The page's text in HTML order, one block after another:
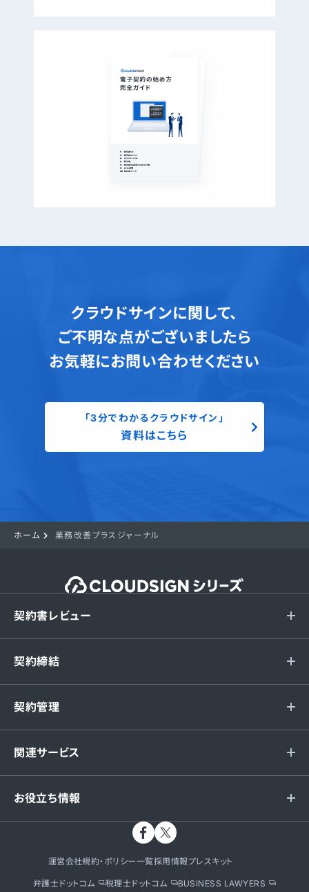
クラウドサインに関して、
ご不明な点がございましたら
お気軽にお問い合わせください
「3分でわかるクラウドサイン」
資料はこちら
ホーム 業務改善プラスジャーナル
契約書レビュー
契約締結
契約管理
関連サービス
お役立ち情報
運営会社規約・ポリシー一覧採用情報プレスキット
弁護士ドットコム 税理士ドットコム BUSINESS LAWYERS